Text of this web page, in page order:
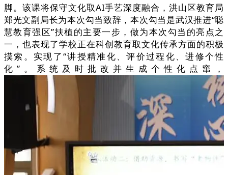
脚。该课将保守文化取AI手艺深度融合，洪山区教育局
郑光文副局长为本次勾当致辞，本次勾当是武汉推进“聪
慧教育强区”扶植的主要一步，做为本次勾当的亮点之
一，也表现了学校正在科创教育取文化传承方面的积极
摸索。实现了“讲授精准化、评价过程化、进修个性
化”。系统及时批改并生成个性化点窜，